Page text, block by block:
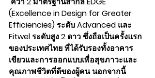
(Excellence in Design for Greater
Efficiencies) ระดับ Advanced และ
Fitwel ระดับสูง 2 ดาว ซึ่งถือเป็นครั้งแรก
ของประเทศไทย ที่ได้รับรองทั้งอาคาร
เขียวและการออกแบบเพื่อสุขภาวะและ
คุณภาพชีวิตที่ดีของผู้คน นอกจากนี้